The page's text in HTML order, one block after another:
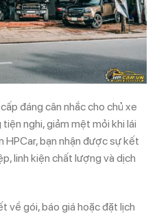
đáng cân nhắc cho chủ xe
nghi, giảm mệt mỏi khi lái
HPCar, bạn nhận được sự kết
linh kiện chất lượng và dịch
về gói, báo giá hoặc đặt lịch